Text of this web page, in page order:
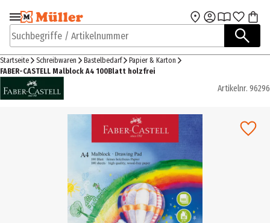
Zur Navigation
springen
Zum Hauptinhalt
Suchbegriffe / Artikelnummer
Startseite Schreibwaren Bastelbedarf
Papier & Karton
FABER-CASTELL Malblock A4 100Blatt holzfrei
Artikelnr. 96296